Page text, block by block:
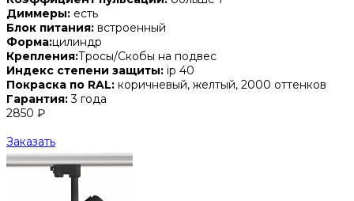
Диммеры: есть
Блок питания: встроенный
Форма:цилиндр
Крепления:Тросы/Скобы на подвес
Индекс степени защиты: ip 40
Покраска по RAL: коричневый, желтый, 2000 оттенков
Гарантия:3 года
2850 ₽
Заказать